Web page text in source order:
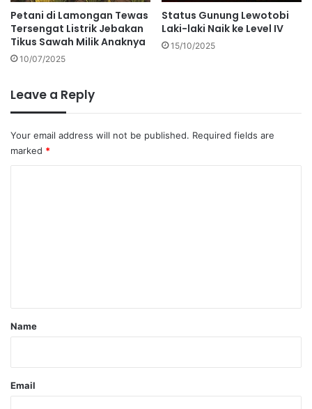
Petani di Lamongan Tewas
Tersengat Listrik Jebakan
Tikus Sawah Milik Anaknya
10/07/2025
Status Gunung Lewotobi
Laki-laki Naik ke Level IV
15/10/2025
Leave a Reply
Your email address will not be published. Required fields are
marked *
*
Name
Email